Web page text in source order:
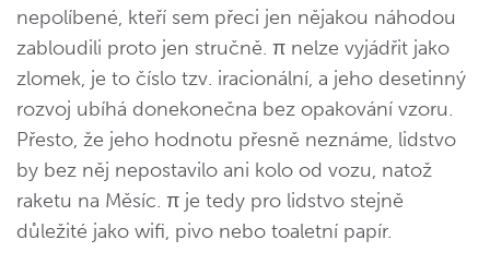
nepolíbené, kteří sem přeci jen nějakou náhodou
zabloudili proto jen stručně. π nelze vyjádřit jako
zlomek, je to číslo tzv. iracionální, a jeho desetinný
rozvoj ubíhá donekonečna bez opakování vzoru.
Přesto, že jeho hodnotu přesně neznáme, lidstvo
by bez něj nepostavilo ani kolo od vozu, natož
raketu na Měsíc. π je tedy pro lidstvo stejně
důležité jako wifi, pivo nebo toaletní papír.